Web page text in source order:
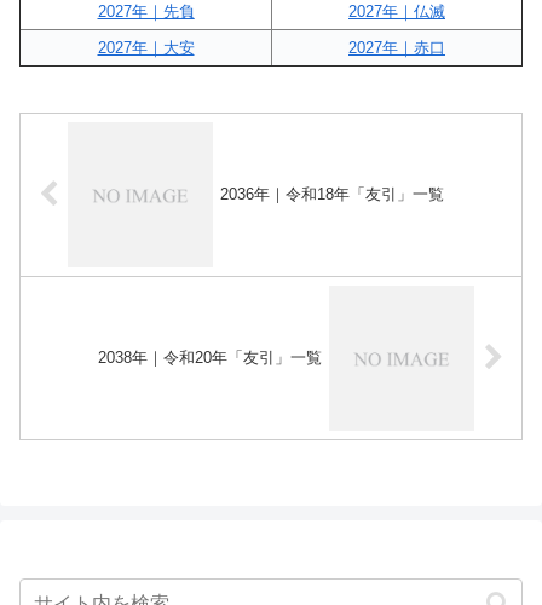
2027年｜先負
2027年｜仏滅
2027年｜大安
2027年｜赤口
2036年｜令和18年「友引」一覧
2038年｜令和20年「友引」一覧